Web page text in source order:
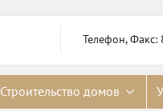
Телефон,
Строительство домов